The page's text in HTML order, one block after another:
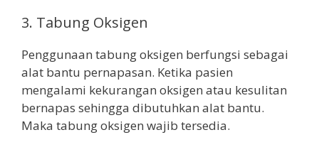
3. Tabung Oksigen
Penggunaan tabung oksigen berfungsi sebagai
alat bantu pernapasan. Ketika pasien
mengalami kekurangan oksigen atau kesulitan
bernapas sehingga dibutuhkan alat bantu.
Maka tabung oksigen wajib tersedia.